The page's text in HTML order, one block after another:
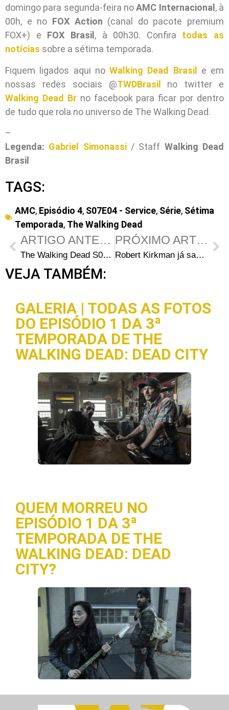
domingo para segunda-feira noAMC Internacional , à
00h, e no FOX Action (canal do pacote premium
FOX+) e FOX Brasil , à 00h30. Confira todas as
notícias sobre a sétima temporada.
Fiquem ligados aqui no Walking Dead Brasil e em
nossas redes sociais @TWDBrasil no twitter e
Walking Dead Brno facebook para ficar por dentro
de tudo que rola no universo de The Walking Dead.
–
Legenda: Gabriel Simonassi/ Staff Walking Dead
Brasil
TAGS:
AMC, Episódio 4, S07E04 - Service, Série, Sétima
Temporada, The Walking Dead
ARTIGO ANTERIOR
The Walking Dead S07E03 – The Cell: Opinião dos fãs
PRÓXIMO ARTIGO
Robert Kirkman já sabe como será o final de The Walking Dead
VEJA TAMBÉM:
GALERIA | TODAS AS FOTOS
DO EPISÓDIO 1 DA 3ª
TEMPORADA DE THE
WALKING DEAD: DEAD CITY
QUEM MORREU NO
EPISÓDIO 1 DA 3ª
TEMPORADA DE THE
WALKING DEAD: DEAD
CITY?